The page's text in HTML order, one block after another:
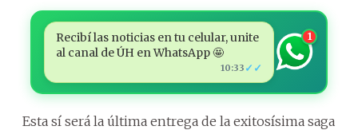
Recibí las noticias en tu celular, unite
al canal de ÚH en WhatsApp 🤩
10:33 ✓✓
1
Esta sí será la última entrega de la exitosísima saga